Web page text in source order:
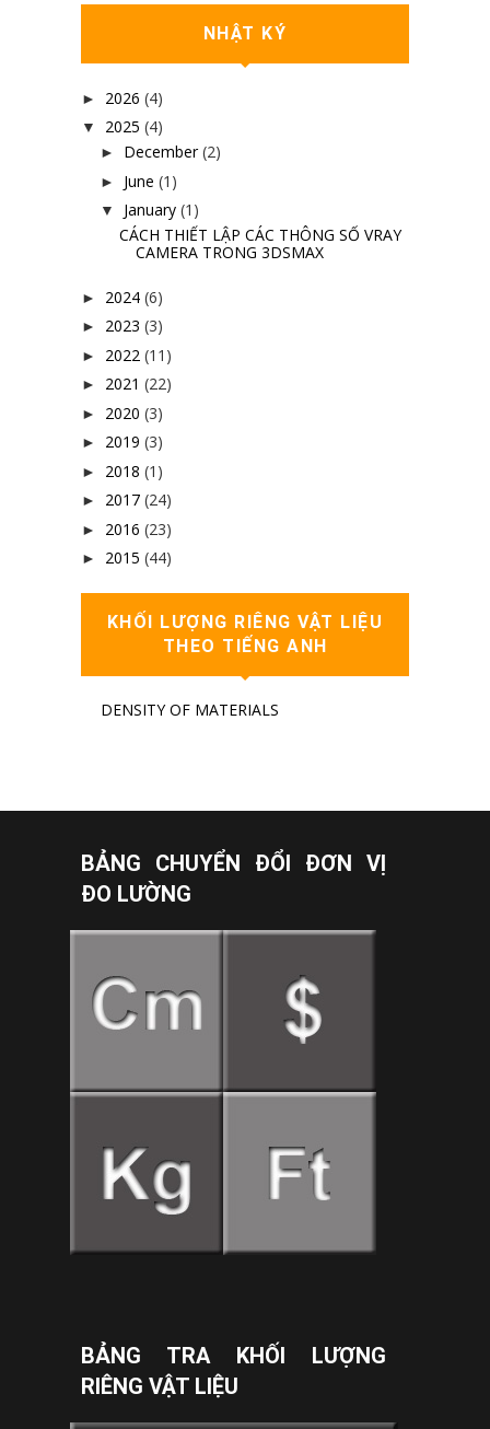
NHẬT KÝ
► 2026 (4)
▼ 2025 (4)
► December (2)
► June (1)
▼ January (1)
CÁCH THIẾT LẬP CÁC THÔNG SỐ VRAY
CAMERA TRONG 3DSMAX
► 2024 (6)
► 2023 (3)
► 2022 (11)
► 2021 (22)
► 2020 (3)
► 2019 (3)
► 2018 (1)
► 2017 (24)
► 2016 (23)
► 2015 (44)
KHỐI LƯỢNG RIÊNG VẬT LIỆU
THEO TIẾNG ANH
DENSITY OF MATERIALS
BẢNG CHUYỂN ĐỔI ĐƠN VỊ
ĐO LƯỜNG
BẢNG TRA KHỐI LƯỢNG
RIÊNG VẬT LIỆU